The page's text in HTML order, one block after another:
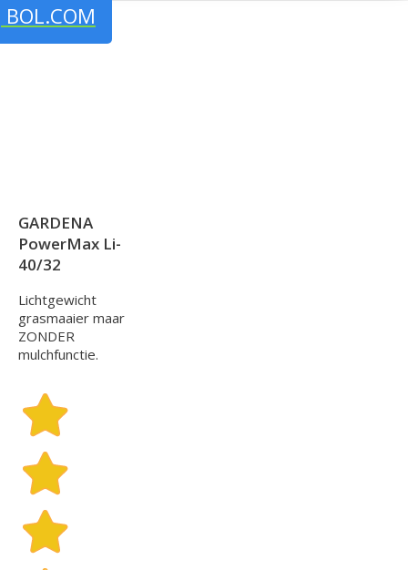
BOL.COM
GARDENA
PowerMax Li-
40/32
Lichtgewicht
grasmaaier maar
ZONDER
mulchfunctie.